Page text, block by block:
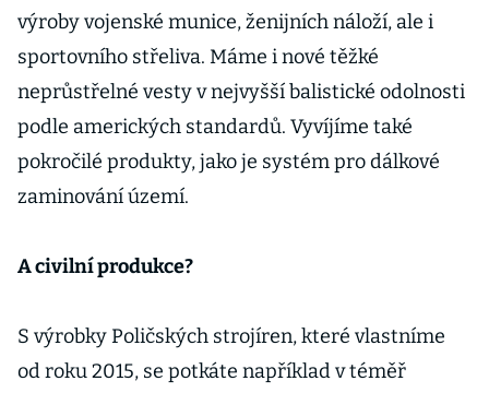
výroby vojenské munice, ženijních náloží, ale i
sportovního střeliva. Máme i nové těžké
neprůstřelné vesty v nejvyšší balistické odolnosti
podle amerických standardů. Vyvíjíme také
pokročilé produkty, jako je systém pro dálkové
zaminování území.
A civilní produkce?
S výrobky Poličských strojíren, které vlastníme
od roku 2015, se potkáte například v téměř